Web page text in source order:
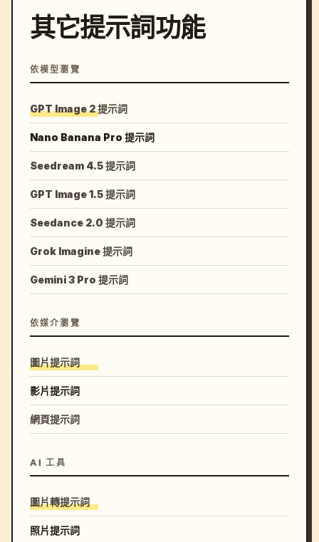
其它提示詞功能
依模型瀏覽
GPT Image 2 提示詞
Nano Banana Pro 提示詞
Seedream 4.5 提示詞
GPT Image 1.5 提示詞
Seedance 2.0 提示詞
Grok Imagine 提示詞
Gemini 3 Pro 提示詞
依媒介瀏覽
圖片提示詞
影片提示詞
網頁提示詞
AI 工具
圖片轉提示詞
照片提示詞